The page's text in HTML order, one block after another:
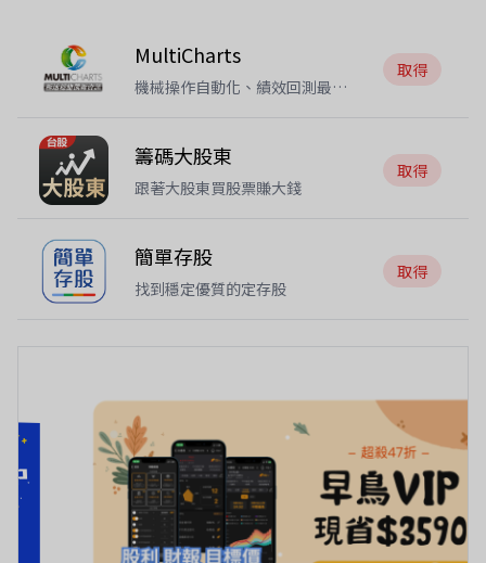
MultiCharts
機械操作自動化、績效回測最佳
取得
籌碼大股東
跟著大股東買股票賺大錢
取得
簡單存股
找到穩定優質的定存股
取得